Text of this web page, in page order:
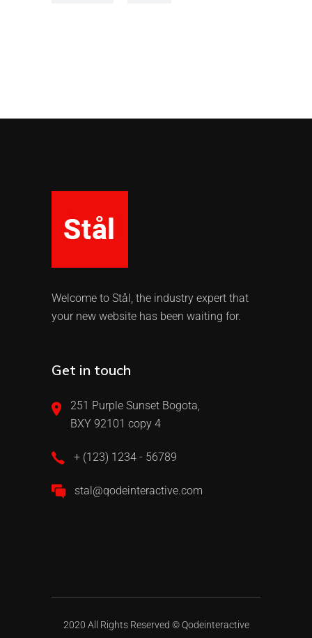
Welcome to Stål, the industry expert that
your new website has been waiting for.
Get in touch
251 Purple Sunset Bogota,
BXY 92101 copy 4
+ (123) 1234 - 56789
stal@qodeinteractive.com
2020 All Rights Reserved ©Qodeinteractive